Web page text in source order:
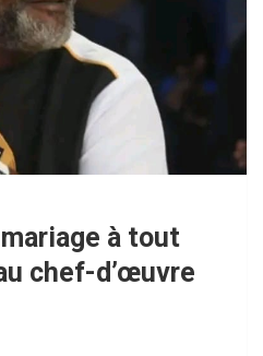
à tout
chef-d’œuvre